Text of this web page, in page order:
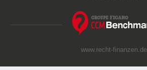
www.recht-finanzen.de